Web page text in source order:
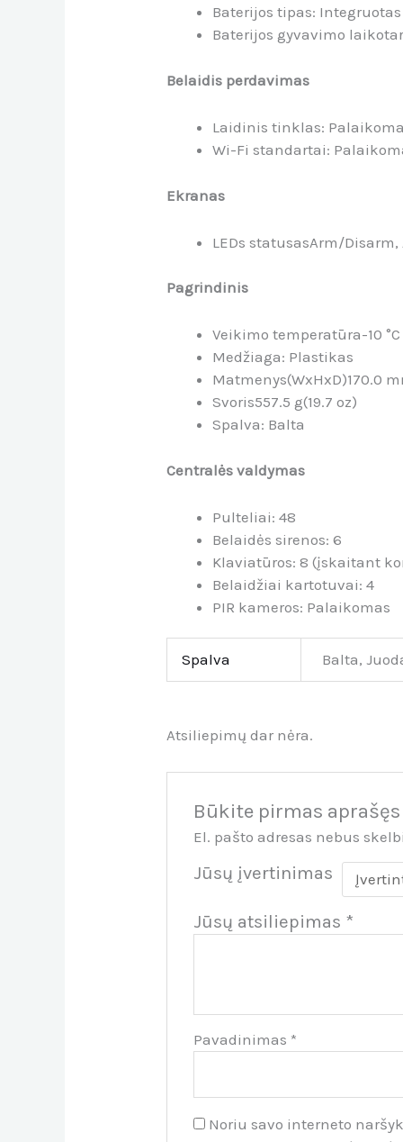
Baterijos tipas:
Baterijos gyvavimo
Belaidis perdavimas
Laidinis tinklas:
Wi-Fi standartai:
Ekranas
LEDs statusasArm/Disarm,
Pagrindinis
Veikimo temperatūra-10
Medžiaga: Plastikas
Matmenys(WxHxD)170.0
Svoris557.5 g(19.7 oz)
Spalva: Balta
Centralės valdymas
Pulteliai:48
Belaidės sirenos:6
Klaviatūros:8 (įskaitant
Belaidžiai kartotuvai:4
PIR kameros: Palaikomas
Spalva Balta,
Atsiliepimų dar nėra.
Būkite pirmas aprašęs
El. pašto adresas nebus
Jūsų įvertinimas
Jūsų atsiliepimas *
Pavadinimas *
Noriu savo interneto